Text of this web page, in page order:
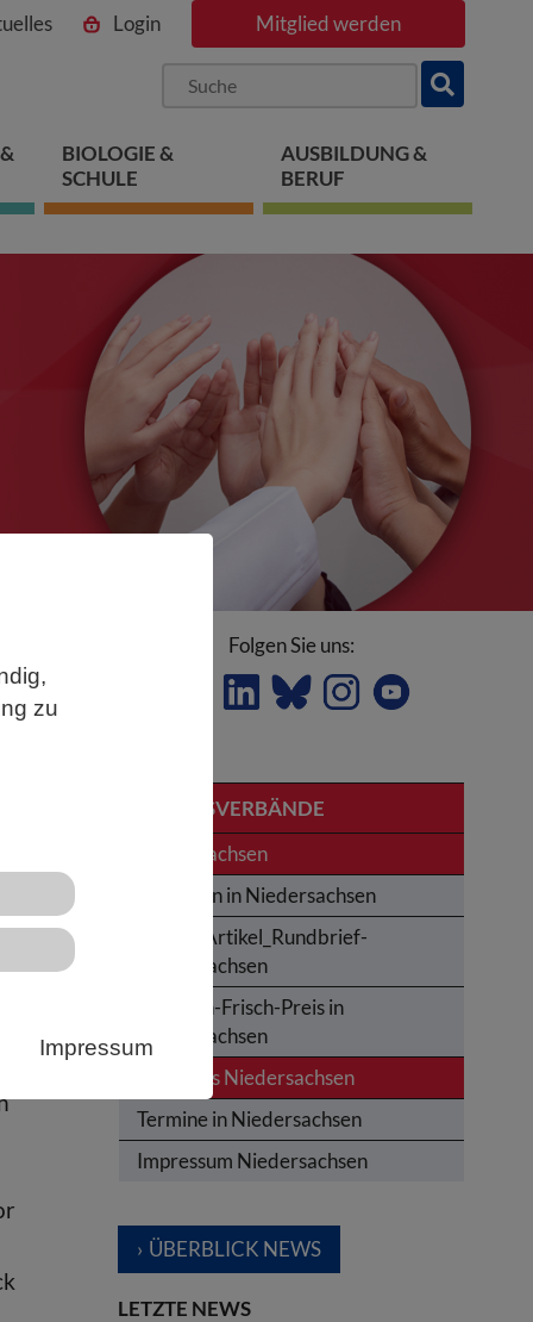
zu
Impressum
Login Mitglied werden
BIOLOGIE &
SCHULE
AUSBILDUNG &
BERUF
Folgen Sie uns:
LANDESVERBÄNDE
Niedersachsen
Studieren in Niedersachsen
Archiv_Artikel_Rundbrief-
Niedersachsen
Karl-von-Frisch-Preis in
Niedersachsen
News aus Niedersachsen
Termine in Niedersachsen
Impressum Niedersachsen
ÜBERBLICK NEWS
LETZTE NEWS